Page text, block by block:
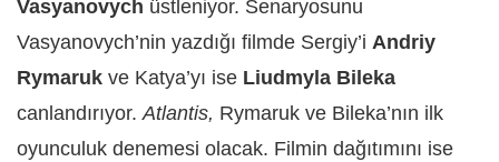
Vasyanovych üstleniyor. Senaryosunu
Vasyanovych’nin yazdığı filmde Sergiy’i Andriy
Rymaruk ve Katya’yı ise Liudmyla Bileka
canlandırıyor.Atlantis, Rymaruk ve Bileka’nın ilk
oyunculuk denemesi olacak. Filmin dağıtımını ise